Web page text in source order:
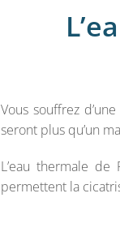
Vous souffrez
seront plus qu’un
L’eau thermale
permettent la